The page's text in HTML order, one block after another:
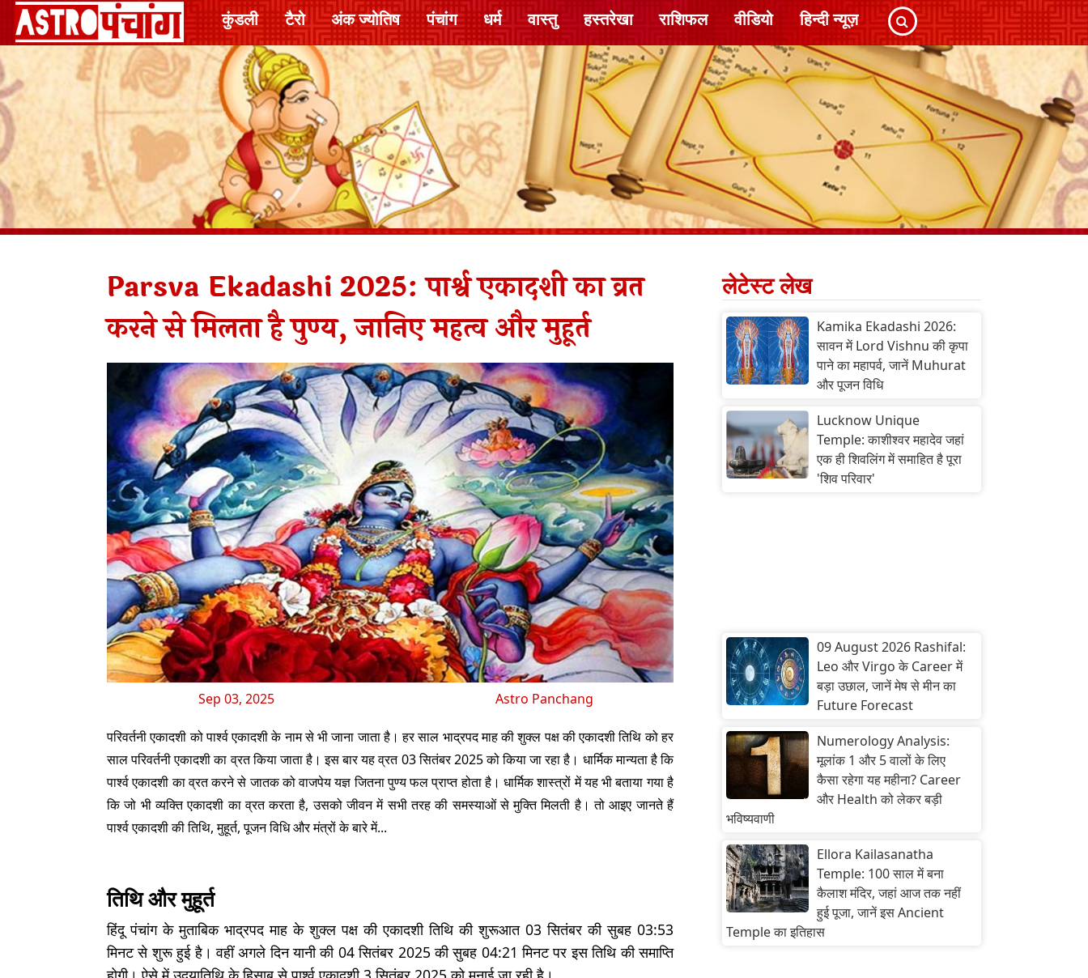
कुंडली टैरो अंक ज्योतिष पंचांग धर्म वास्तु हस्तरेखा राशिफल वीडियो हिन्दी न्यूज़
Parsva Ekadashi 2025: पार्श्व एकादशी का व्रत
करने से मिलता है पुण्य, जानिए महत्व और मुहूर्त
Sep 03, 2025 Astro Panchang
परिवर्तनी एकादशी को पार्श्व एकादशी के नाम से भी जाना जाता है। हर साल भाद्रपद माह की शुक्ल पक्ष की एकादशी तिथि को हर
साल परिवर्तनी एकादशी का व्रत किया जाता है। इस बार यह व्रत 03 सितंबर 2025 को किया जा रहा है। धार्मिक मान्यता है कि
पार्श्व एकादशी का व्रत करने से जातक को वाजपेय यज्ञ जितना पुण्य फल प्राप्त होता है। धार्मिक शास्त्रों में यह भी बताया गया है
कि जो भी व्यक्ति एकादशी का व्रत करता है, उसको जीवन में सभी तरह की समस्याओं से मुक्ति मिलती है। तो आइए जानते हैं
पार्श्व एकादशी की तिथि, मुहूर्त, पूजन विधि और मंत्रों के बारे में...
तिथि और मुहूर्त
हिंदू पंचांग के मुताबिक भाद्रपद माह के शुक्ल पक्ष की एकादशी तिथि की शुरूआत 03 सितंबर की सुबह 03:53
मिनट से शुरू हुई है। वहीं अगले दिन यानी की 04 सितंबर 2025 की सुबह 04:21 मिनट पर इस तिथि की समाप्ति
लेटेस्ट लेख
Kamika Ekadashi 2026:
सावन में Lord Vishnu की कृपा
पाने का महापर्व, जानें Muhurat
और पूजन विधि
Lucknow Unique
Temple: काशीश्वर महादेव जहां
एक ही शिवलिंग में समाहित है पूरा
'शिव परिवार'
09 August 2026 Rashifal:
Leo और Virgo के Career में
बड़ा उछाल, जानें मेष से मीन का
Future Forecast
Numerology Analysis:
मूलांक 1 और 5 वालों के लिए
कैसा रहेगा यह महीना? Career
और Health को लेकर बड़ी
भविष्यवाणी
Ellora Kailasanatha
Temple: 100 साल में बना
कैलाश मंदिर, जहां आज तक नहीं
हुई पूजा, जानें इस Ancient
Temple का इतिहास